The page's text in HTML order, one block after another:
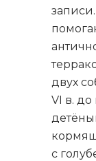
двух
VI в.
с